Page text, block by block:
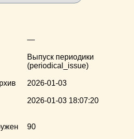
—
Выпуск периодики
(periodical_issue)
2026-01-03
2026-01-03 18:07:20
90